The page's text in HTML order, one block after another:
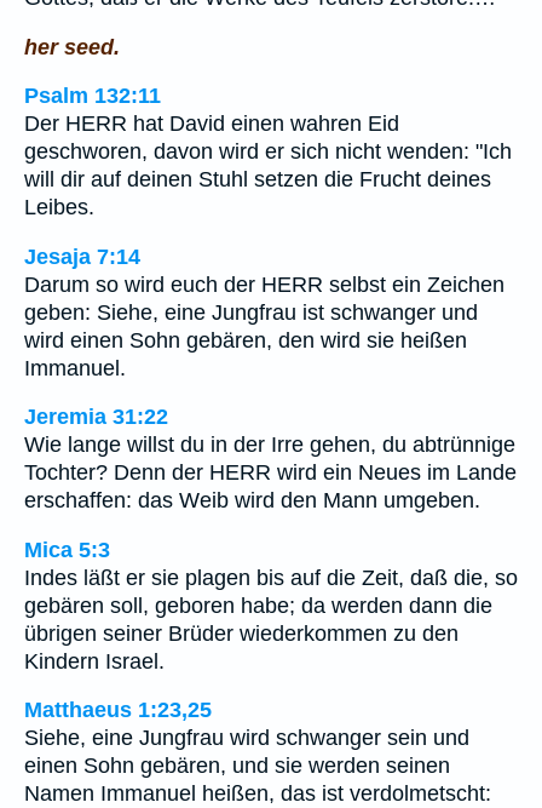
her seed.
Psalm 132:11
Der HERR hat David einen wahren Eid
geschworen, davon wird er sich nicht wenden: "Ich
will dir auf deinen Stuhl setzen die Frucht deines
Leibes.
Jesaja 7:14
Darum so wird euch der HERR selbst ein Zeichen
geben: Siehe, eine Jungfrau ist schwanger und
wird einen Sohn gebären, den wird sie heißen
Immanuel.
Jeremia 31:22
Wie lange willst du in der Irre gehen, du abtrünnige
Tochter? Denn der HERR wird ein Neues im Lande
erschaffen: das Weib wird den Mann umgeben.
Mica 5:3
Indes läßt er sie plagen bis auf die Zeit, daß die, so
gebären soll, geboren habe; da werden dann die
übrigen seiner Brüder wiederkommen zu den
Kindern Israel.
Matthaeus 1:23,25
Siehe, eine Jungfrau wird schwanger sein und
einen Sohn gebären, und sie werden seinen
Namen Immanuel heißen, das ist verdolmetscht: